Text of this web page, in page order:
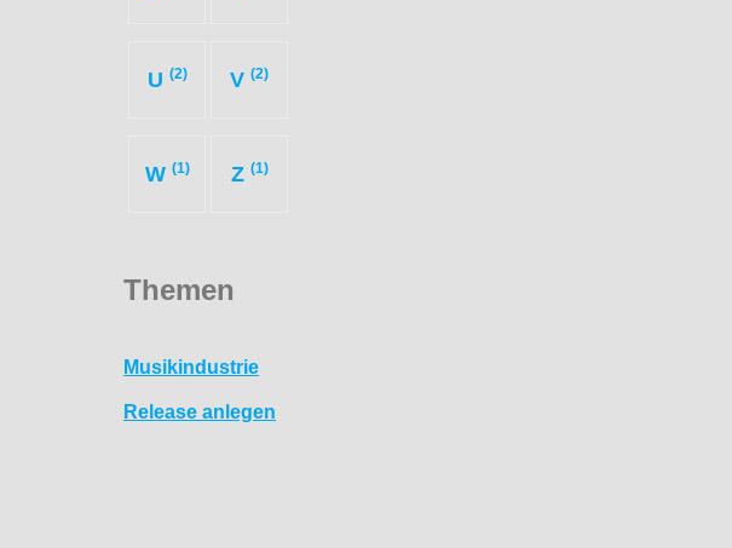
U (2) V (2)
W (1) Z (1)
Themen
Musikindustrie
Release anlegen